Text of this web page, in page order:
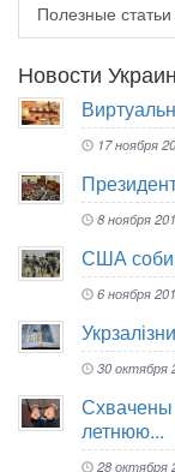
Полезные
Новости
17 ноября
8 ноября
США
6 ноября
30 октября
Схвачены
летнюю...
28 октября